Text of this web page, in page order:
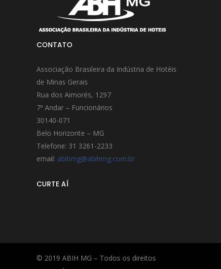
CONTATO
Associação Brasileira da Indústria de Hotéis
de Minas Gerais
Rua dos Aimorés, 1297
7º Andar – Funcionários
30140-071
Belo Horizonte – MG
Telefone: 31 3261-2233
email: abihmg@abihmg.com.br
CURTE AÍ
© 2019 ABIH MG – Todos os direitos